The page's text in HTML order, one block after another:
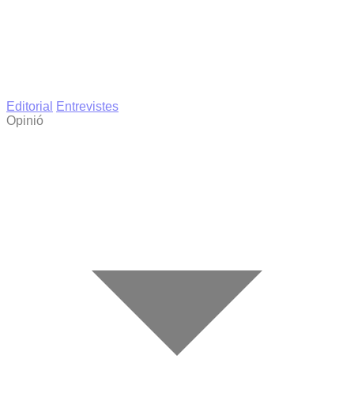
Editorial
Entrevistes
Opinió